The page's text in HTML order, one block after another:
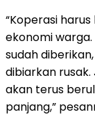
“Koperasi
ekonomi
sudah
dibiarkan
akan terus
panjang,”